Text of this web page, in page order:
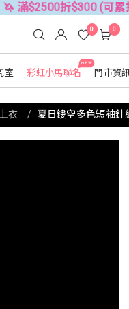
折$300 (可累折）
室
NEW
彩虹小馬聯名 門市資
0 0
衣 夏日鏤空多色短袖針